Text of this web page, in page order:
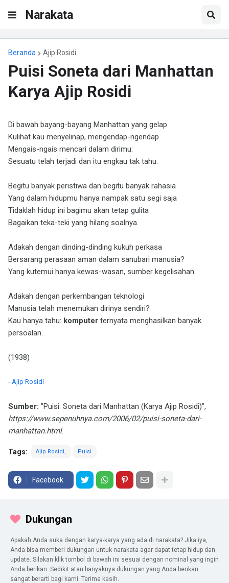
Narakata
Beranda Ajip Rosidi
Puisi Soneta dari Manhattan
Karya Ajip Rosidi
Di bawah bayang-bayang Manhattan yang gelap
Kulihat kau menyelinap, mengendap-ngendap
Mengais-ngais mencari dalam dirimu:
Sesuatu telah terjadi dan itu engkau tak tahu.
Begitu banyak peristiwa dan begitu banyak rahasia
Yang dalam hidupmu hanya nampak satu segi saja
Tidaklah hidup ini bagimu akan tetap gulita
Bagaikan teka-teki yang hilang soalnya.
Adakah dengan dinding-dinding kukuh perkasa
Bersarang perasaan aman dalam sanubari manusia?
Yang kutemui hanya kewas-wasan, sumber kegelisahan.
Adakah dengan perkembangan teknologi
Manusia telah menemukan dirinya sendiri?
Kau hanya tahu: komputer ternyata menghasilkan banyak
persoalan.
(1938)
- Ajip Rosidi
Sumber: "Puisi: Soneta dari Manhattan (Karya Ajip Rosidi)",
https://www.sepenuhnya.com/2006/02/puisi-soneta-dari-
manhattan.html.
Tags: Ajip Rosidi Puisi
Facebook
Dukungan
Apakah Anda suka dengan karya-karya yang ada di narakata? Jika iya,
Anda bisa memberi dukungan untuk narakata agar dapat tetap hidup dan
update. Silakan klik tombol di bawah ini sesuai dengan nominal yang ingin
Anda berikan. Sedikit atau banyaknya dukungan yang Anda berikan
sangat berarti bagi kami. Terima kasih.